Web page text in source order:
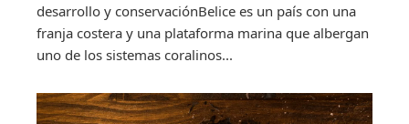
desarrollo y conservaciónBelice es un país con una
franja costera y una plataforma marina que albergan
uno de los sistemas coralinos...